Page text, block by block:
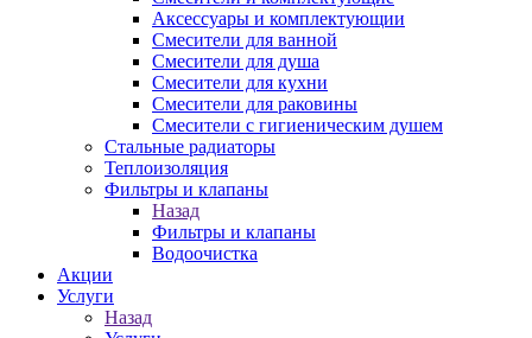
Аксессуары и комплектующии
Смесители для ванной
Смесители для душа
Смесители для кухни
Смесители для раковины
Смесители с гигиеническим душем
Стальные радиаторы
Теплоизоляция
Фильтры и клапаны
Назад
Фильтры и клапаны
Водоочистка
Акции
Услуги
Назад